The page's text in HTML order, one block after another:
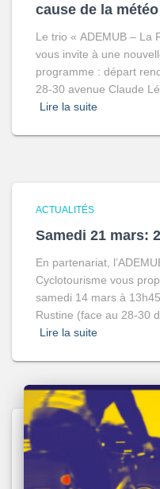
cause de la météo
Le trio « ADEMUB – La
vous invite à une
programme : départ
28-30 avenue Claude
Lire la suite
ACTUALITÉS
Samedi 21 mars:
En partenariat,
Cyclotourisme vous
samedi 14 mars à
Rustine (face au 28-30
Lire la suite